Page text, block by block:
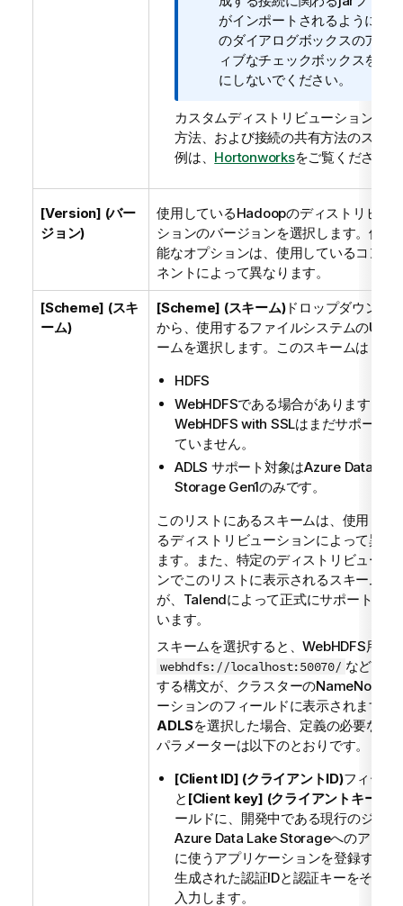
がインポートされるように、
のダイアログボックスのアク
ィブなチェックボックスをオ
にしないでください。
カスタムディストリビューションの
方法、および接続の共有方法のステッ
例は、 Hortonworksをご覧ください。
[Version] (バー
ジョン)
使用しているHadoopのディストリビュ
ションのバージョンを選択します。使用
能なオプションは、使用しているコンポ
ネントによって異なります。
[Scheme] (スキ
ーム)
[Scheme] (スキーム)ドロップダウンリ
から、使用するファイルシステムのURI
ームを選択します。このスキームは
HDFS
WebHDFSである場合があります。
WebHDFS with SSLはまだサポート
ていません。
ADLS サポート対象はAzure Data
Storage Gen1のみです。
このリストにあるスキームは、使用して
るディストリビューションによって異な
ます。また、特定のディストリビューシ
ンでこのリストに表示されるスキームの
が、 Talendによって正式にサポートされ
います。
スキームを選択すると、WebHDFS用の
webhdfs://localhost:50070/ などの対
する構文が、クラスターのNameNode
ーションのフィールドに表示されます。
ADLSを選択した場合、定義の必要な接
パラメーターは以下のとおりです。
[Client ID] (クライアントID)フィール
と [Client key] (クライアントキー)
ールドに、開発中である現行のジョブ
Azure Data Lake Storageへのアクセ
に使うアプリケーションを登録する際
生成された認証IDと認証キーをそれぞ
入力します。